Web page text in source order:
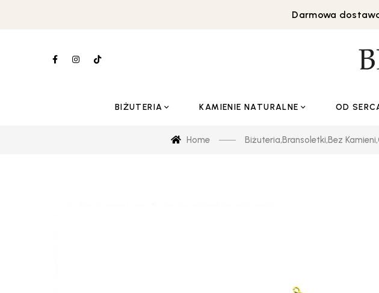
Darmowa
BIŻUTERIA KAMIENIE NATURALNE OD
Home Biżuteria,Bransoletki,Bez Kamieni,